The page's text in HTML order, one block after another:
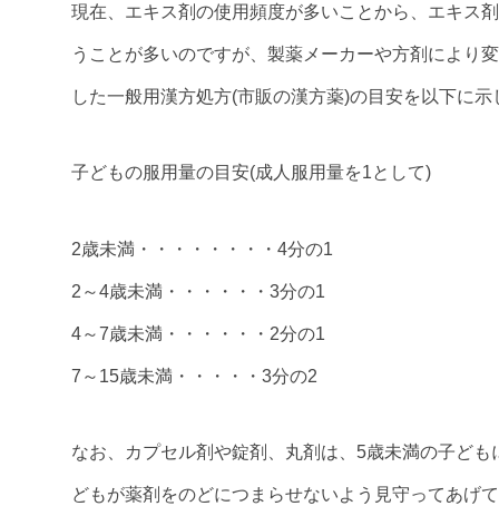
現在、エキス剤の使用頻度が多いことから、エキス
うことが多いのですが、製薬メーカーや方剤により
した一般用漢方処方(市販の漢方薬)の目安を以下に
子どもの服用量の目安(成人服用量を1として)
2歳未満・・・・・・・・4分の1
2～4歳未満・・・・・・3分の1
4～7歳未満・・・・・・2分の1
7～15歳未満・・・・・3分の2
なお、カプセル剤や錠剤、丸剤は、5歳未満の子ど
どもが薬剤をのどにつまらせないよう見守ってあげ